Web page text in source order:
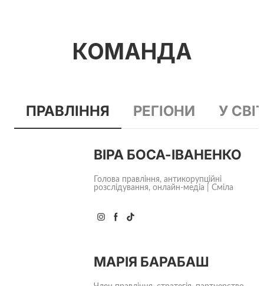
КОМАНДА
ПРАВЛІННЯ РЕГІОНИ У
ВІРА БОСА-ІВАНЕНКО
Голова правління, антикорупційні
розслідування, онлайн-медіа | Сміла
МАРІЯ БАРАБАШ